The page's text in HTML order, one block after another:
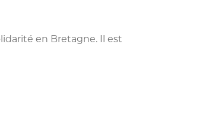
en Bretagne. Il est